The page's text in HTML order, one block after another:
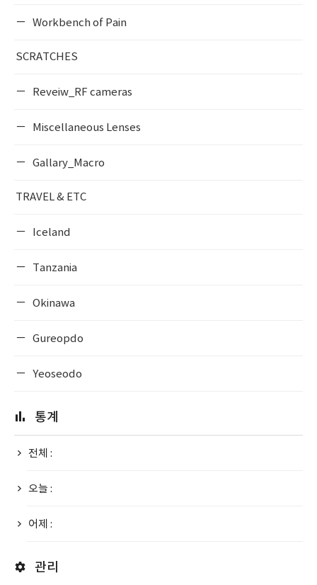
Workbench of Pain
SCRATCHES
Reveiw_RF cameras
Miscellaneous Lenses
Gallary_Macro
TRAVEL & ETC
Iceland
Tanzania
Okinawa
Gureopdo
Yeoseodo
통계
전체 :
오늘 :
어제 :
관리